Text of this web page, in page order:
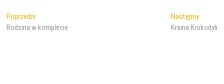
Nawigacja
wpisu
Poprzedni
wpis:
Rodzina w komplecie
Następny
wpis:
Kraina Krokodyli